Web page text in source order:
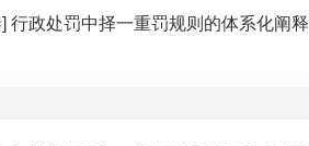
[作者：刘连泰] 行政处罚中择一重罚规则的体系化阐释